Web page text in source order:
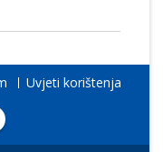
Uvjeti korištenja